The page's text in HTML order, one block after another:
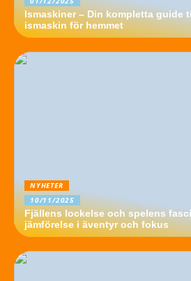
Ismaskiner – Din kompletta guide
ismaskin för hemmet
NYHETER
10/11/2025
Fjällens lockelse och spelens
jämförelse i äventyr och fokus